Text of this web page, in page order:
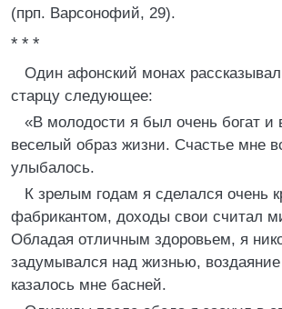
(прп. Варсонофий, 29).
* * *
Один афонский монах
старцу следующее:
«В молодости я был очень богат и
веселый образ жизни. Счастье мне
улыбалось.
К зрелым годам я сделался очень
фабрикантом, доходы свои считал
Обладая отличным здоровьем, я
задумывался над жизнью, воздаяние
казалось мне басней.